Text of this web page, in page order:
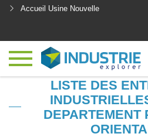
Accueil Usine Nouvelle
LISTE DES
DEPARTEMENT